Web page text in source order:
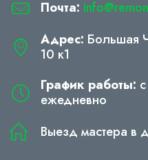
Почта:
Адрес: Большая
10 к1
График работы:
ежедневно
Выезд мастера в